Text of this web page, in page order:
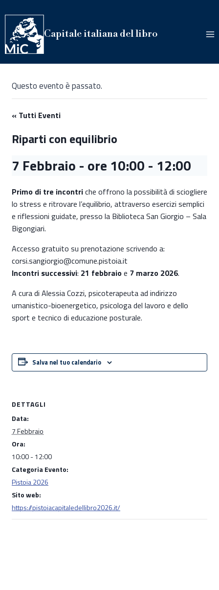
al
contenuto
Capitale italiana del libro
Questo evento è passato.
« Tutti Eventi
Riparti con equilibrio
7 Febbraio - ore 10:00 - 12:00
Primo di tre incontriche offrono la possibilità di sciogliere
lo stress e ritrovare l’equilibrio, attraverso esercizi semplici
e riflessioni guidate, presso la Biblioteca San Giorgio – Sala
Bigongiari.
Accesso gratuito su prenotazione scrivendo a:
corsi.sangiorgio@comune.pistoia.it
Incontri successivi: 21 febbraioe 7 marzo 2026.
A cura di Alessia Cozzi, psicoterapeuta ad indirizzo
umanistico-bioenergetico, psicologa del lavoro e dello
sport e tecnico di educazione posturale.
Salva nel tuo calendario
DETTAGLI
Data:
7 Febbraio
Ora:
10:00 - 12:00
Categoria Evento:
Pistoia 2026
Sito web:
https://pistoiacapitaledellibro2026.it/